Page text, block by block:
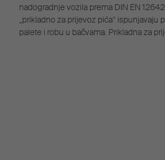
nadogradnje vozila prema DIN EN
„prikladno za prijevoz pića“ ispunjavaju
palete i robu u bačvama. Prikladna za